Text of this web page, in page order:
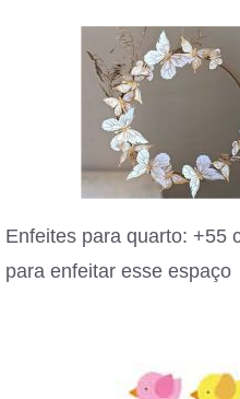
Enfeites para quarto: +55
para enfeitar esse espaço